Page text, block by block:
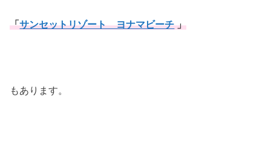
「サンセットリゾート ヨナマビーチ」
もあります。